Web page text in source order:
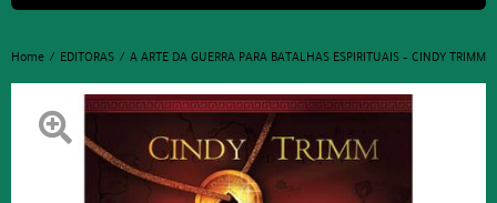
Home EDITORAS A ARTE DA GUERRA PARA BATALHAS ESPIRITUAIS – CINDY TRIMM